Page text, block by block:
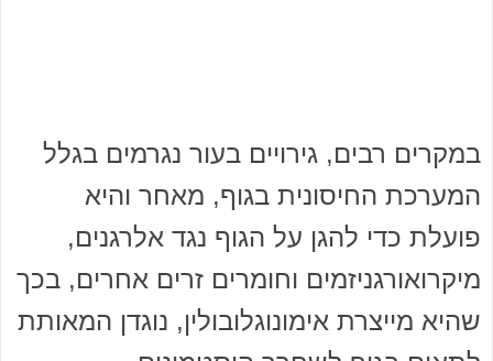
במקרים רבים, גירויים בעור נגרמים בגלל
המערכת החיסונית בגוף, מאחר והיא
פועלת כדי להגן על הגוף נגד אלרגנים,
מיקרואורגניזמים וחומרים זרים אחרים, בכך
שהיא מייצרת אימונוגלובולין, נוגדן המאותת